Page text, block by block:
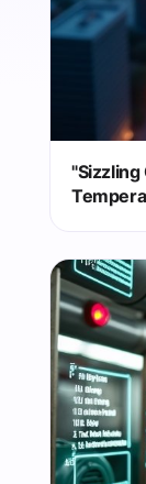
"Sizzling